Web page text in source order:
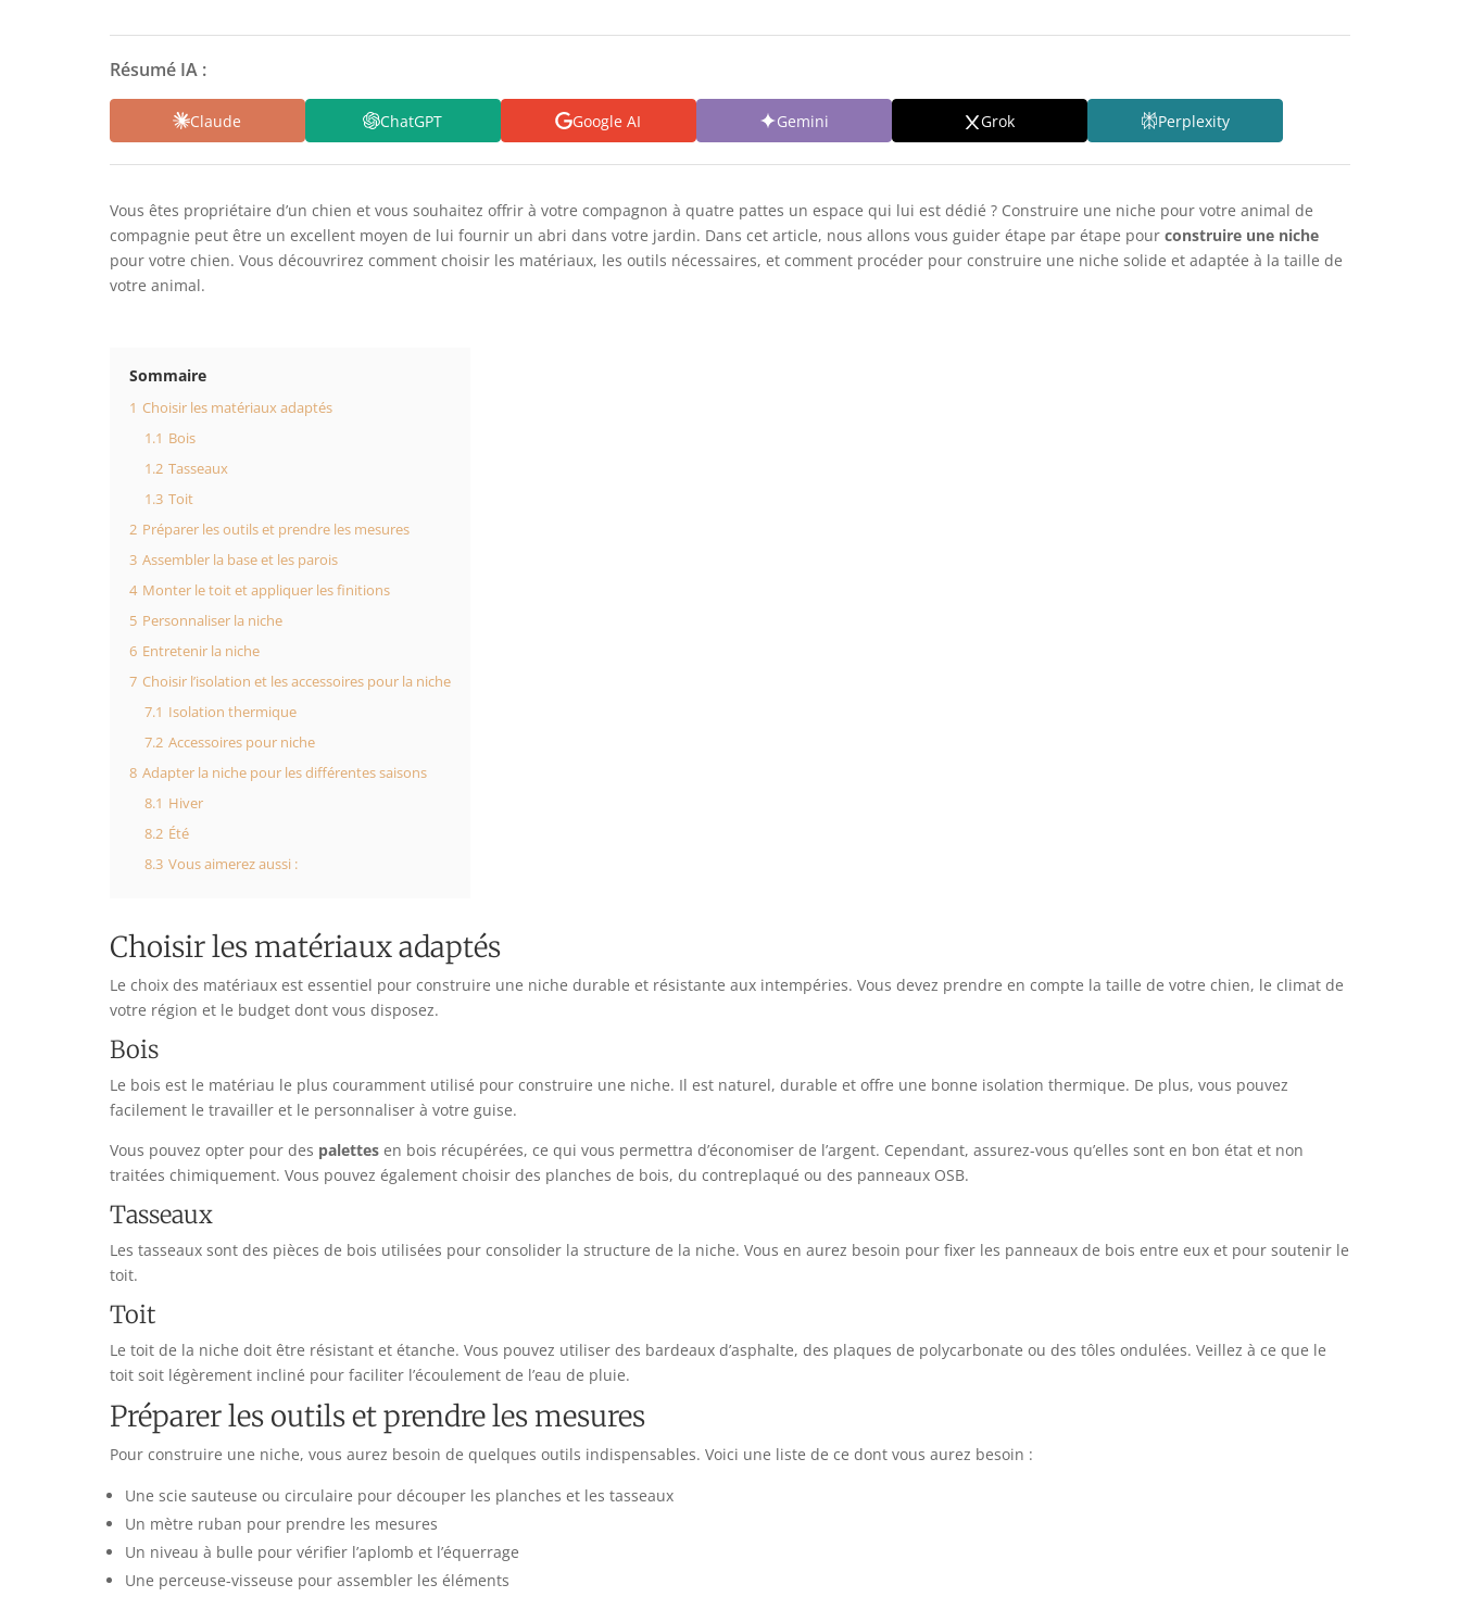
Résumé IA :
Claude ChatGPT Google AI Gemini Grok Perplexity
Vous êtes propriétaire d’un chien et vous souhaitez offrir à votre compagnon à quatre pattes un espace qui lui est dédié ? Construire une niche pour votre animal de
compagnie peut être un excellent moyen de lui fournir un abri dans votre jardin. Dans cet article, nous allons vous guider étape par étape pour construire une niche
pour votre chien. Vous découvrirez comment choisir les matériaux, les outils nécessaires, et comment procéder pour construire une niche solide et adaptée à la taille de
votre animal.
Sommaire
1 Choisir les matériaux adaptés
1.1 Bois
1.2 Tasseaux
1.3 Toit
2 Préparer les outils et prendre les mesures
3 Assembler la base et les parois
4 Monter le toit et appliquer les finitions
5 Personnaliser la niche
6 Entretenir la niche
7 Choisir l’isolation et les accessoires pour la niche
7.1 Isolation thermique
7.2 Accessoires pour niche
8 Adapter la niche pour les différentes saisons
8.1 Hiver
8.2 Été
8.3 Vous aimerez aussi :
Choisir les matériaux adaptés
Le choix des matériaux est essentiel pour construire une niche durable et résistante aux intempéries. Vous devez prendre en compte la taille de votre chien, le climat de
votre région et le budget dont vous disposez.
Bois
Le bois est le matériau le plus couramment utilisé pour construire une niche. Il est naturel, durable et offre une bonne isolation thermique. De plus, vous pouvez
facilement le travailler et le personnaliser à votre guise.
Vous pouvez opter pour des palettesen bois récupérées, ce qui vous permettra d’économiser de l’argent. Cependant, assurez-vous qu’elles sont en bon état et non
traitées chimiquement. Vous pouvez également choisir des planches de bois, du contreplaqué ou des panneaux OSB.
Tasseaux
Les tasseaux sont des pièces de bois utilisées pour consolider la structure de la niche. Vous en aurez besoin pour fixer les panneaux de bois entre eux et pour soutenir le
toit.
Toit
Le toit de la niche doit être résistant et étanche. Vous pouvez utiliser des bardeaux d’asphalte, des plaques de polycarbonate ou des tôles ondulées. Veillez à ce que le
toit soit légèrement incliné pour faciliter l’écoulement de l’eau de pluie.
Préparer les outils et prendre les mesures
Pour construire une niche, vous aurez besoin de quelques outils indispensables. Voici une liste de ce dont vous aurez besoin :
Une scie sauteuse ou circulaire pour découper les planches et les tasseaux
Un mètre ruban pour prendre les mesures
Un niveau à bulle pour vérifier l’aplomb et l’équerrage
Une perceuse-visseuse pour assembler les éléments